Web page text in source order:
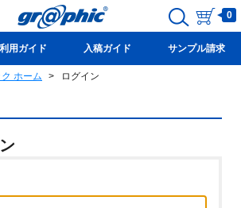
0
用ガイド 入稿ガイド サンプル請求
ホーム ログイン